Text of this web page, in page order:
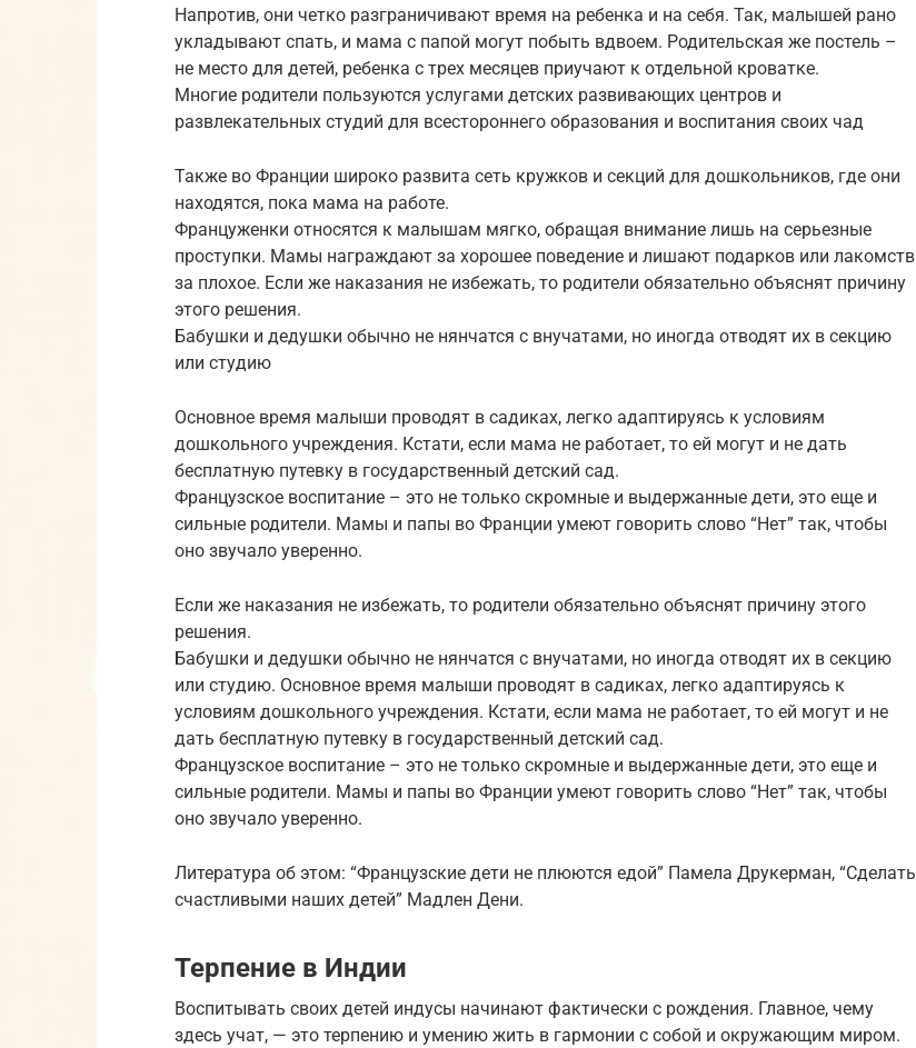
Напротив, они четко разграничивают время на ребенка и на себя. Так, малышей рано
укладывают спать, и мама с папой могут побыть вдвоем. Родительская же постель –
не место для детей, ребенка с трех месяцев приучают к отдельной кроватке.
Многие родители пользуются услугами детских развивающих центров и
развлекательных студий для всестороннего образования и воспитания своих чад
Также во Франции широко развита сеть кружков и секций для дошкольников, где они
находятся, пока мама на работе.
Француженки относятся к малышам мягко, обращая внимание лишь на серьезные
проступки. Мамы награждают за хорошее поведение и лишают подарков или лакомств
за плохое. Если же наказания не избежать, то родители обязательно объяснят причину
этого решения.
Бабушки и дедушки обычно не нянчатся с внучатами, но иногда отводят их в секцию
или студию
Основное время малыши проводят в садиках, легко адаптируясь к условиям
дошкольного учреждения. Кстати, если мама не работает, то ей могут и не дать
бесплатную путевку в государственный детский сад.
Французское воспитание – это не только скромные и выдержанные дети, это еще и
сильные родители. Мамы и папы во Франции умеют говорить слово “Нет” так, чтобы
оно звучало уверенно.
Если же наказания не избежать, то родители обязательно объяснят причину этого
решения.
Бабушки и дедушки обычно не нянчатся с внучатами, но иногда отводят их в секцию
или студию. Основное время малыши проводят в садиках, легко адаптируясь к
условиям дошкольного учреждения. Кстати, если мама не работает, то ей могут и не
дать бесплатную путевку в государственный детский сад.
Французское воспитание – это не только скромные и выдержанные дети, это еще и
сильные родители. Мамы и папы во Франции умеют говорить слово “Нет” так, чтобы
оно звучало уверенно.
Литература об этом: “Французские дети не плюются едой” Памела Друкерман, “Сделать
счастливыми наших детей” Мадлен Дени.
Терпение в Индии
Воспитывать своих детей индусы начинают фактически с рождения. Главное, чему
здесь учат, — это терпению и умению жить в гармонии с собой и окружающим миром.